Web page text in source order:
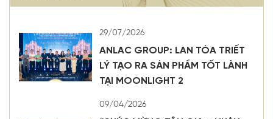
29/07/2026
ANLAC GROUP: LAN TỎA TRIẾT
LÝ TẠO RA SẢN PHẨM TỐT LÀNH
TẠI MOONLIGHT 2
09/04/2026